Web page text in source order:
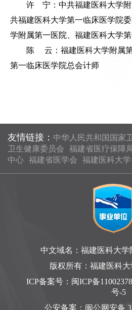
许 宁：中共福建医科大学附
共福建医科大学第一临床医学院
学附属第一医院、福建医科大学
陈 云：福建医科大学附属
第一临床医学院总会计师
友情链接： 中华人民共和国国家
卫生健康委员会
福建省医疗保障
中心 福建省医学会 福建医科大学
中文域名：福建医科大
版权所有：福建医科
ICP备案号： 闽ICP备
号-5
公安备案： 闽公网安备